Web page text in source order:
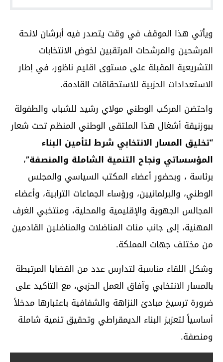
ويأتي هذا الموقف في وقت يتصدر فيه أبرشان لائحة
المرشحين والمرشحات المرتقبين لخوض الانتخابات
التشريعية المقبلة على مستوى اقليم ناظور، في إطار
الاستعدادات الحزبية للاستحقاقات القادمة.
واحتضن المركب الوطني مولاي رشيد للشباب والطفولة
ببوزنيقة أشغال هذا الملتقى الوطني المنظم تحت شعار
“تخليق المسار الانتخابي شرط لتأمين البناء
المؤسساتي ونجاح التنمية الشاملة والمنصفة”،
برئاسة ، وبحضور أعضاء المكتب السياسي والمجلس
الوطني، والبرلمانيين، ورؤساء الجماعات الترابية، وأعضاء
المجالس الجهوية والإقليمية والمحلية، ومنتخبي الغرف
المهنية، إلى جانب مئات المناضلات والمناضلين القادمين
من مختلف جهات المملكة.
وشكل اللقاء مناسبة لتدارس عدد من القضايا المرتبطة
بالمسار الانتخابي وآفاق العمل الحزبي، مع التأكيد على
ضرورة ترسيخ مبادئ النزاهة والشفافية باعتبارها مدخلاً
أساسياً لتعزيز البناء الديمقراطي وتحقيق تنمية شاملة
ومنصفة.